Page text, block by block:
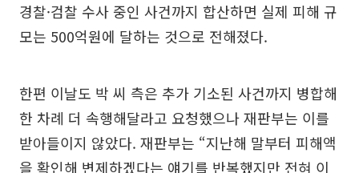
경찰·검찰 수사 중인 사건까지 합산하면 실제 피해 규
모는 500억원에 달하는 것으로 전해졌다.
한편 이날도 박 씨 측은 추가 기소된 사건까지 병합해
한 차례 더 속행해달라고 요청했으나 재판부는 이를
받아들이지 않았다. 재판부는 “지난해 말부터 피해액
을 확인해 변제하겠다는 얘기를 반복했지만 전혀 이